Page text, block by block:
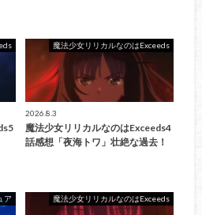
魔法少女リリカルなのはExceeds
2026.8.3
魔法少女リリカルなのはExceeds4
話感想「夜海トワ」壮絶な過去！
ア 魔法少女リリカルなのはExceeds